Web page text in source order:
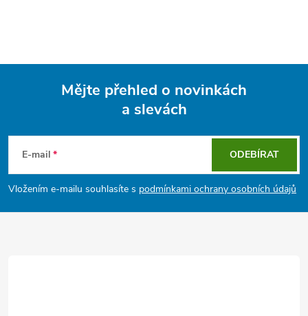
p
a
Mějte přehled o novinkách
a slevách
E-mail
Vložením e-mailu souhlasíte s podmínkami ochrany osobních údajů
ODEBÍRAT